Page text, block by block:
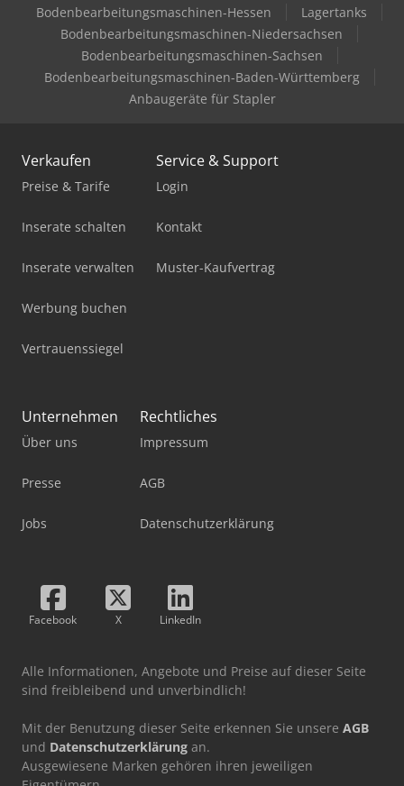
Bodenbearbeitungsmaschinen-Hessen
Lagertanks
Bodenbearbeitungsmaschinen-Niedersachsen
Bodenbearbeitungsmaschinen-Sachsen
Bodenbearbeitungsmaschinen-Baden-Württemberg
Anbaugeräte für Stapler
Verkaufen
Preise & Tarife
Inserate schalten
Inserate verwalten
Werbung buchen
Vertrauenssiegel
Service & Support
Login
Kontakt
Muster-Kaufvertrag
Unternehmen
Über uns
Presse
Jobs
Rechtliches
Impressum
AGB
Datenschutzerklärung
Facebook X LinkedIn
Alle Informationen, Angebote und Preise auf dieser Seite
sind freibleibend und unverbindlich!
Mit der Benutzung dieser Seite erkennen Sie unsere AGB
und Datenschutzerklärung an.
Ausgewiesene Marken gehören ihren jeweiligen